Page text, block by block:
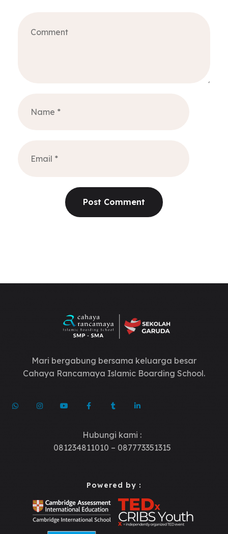
Mari bergabung bersama keluarga besar
Cahaya Rancamaya Islamic Boarding School.
Hubungi kami :
081234811010 – 087773351315
Powered by :